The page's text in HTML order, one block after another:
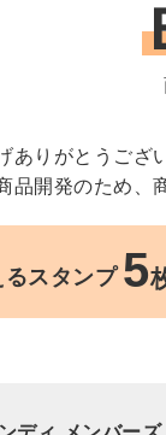
ありがとうござ
品開発のため、
るスタンプ 5